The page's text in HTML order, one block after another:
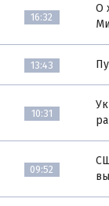
16:32
О
13:43
10:31
09:52